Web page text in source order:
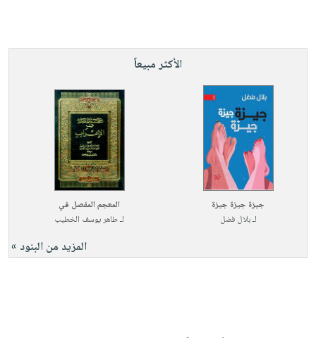
الأكثر مبيعاً
جيزة جيزة جيزة
لـبلال فضل
المعجم المفصل في
لـطاهر يوسف الخطيب
المزيد من البنود »